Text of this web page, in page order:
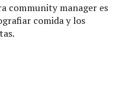
community manager es
comida y los